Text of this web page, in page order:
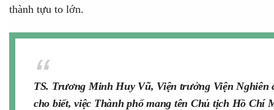
thành tựu to lớn.
TS. Trương Minh Huy Vũ, Viện trưởng Viện
cho biết, việc Thành phố mang tên Chủ tịch Hồ Chí